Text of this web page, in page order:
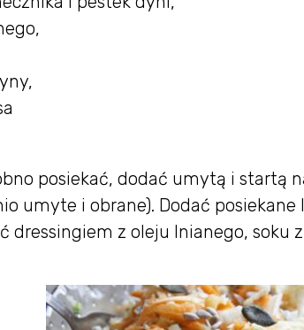
posiekać, dodać umytą i startą
umyte i obrane). Dodać
dressingiem z oleju lnianego, soku